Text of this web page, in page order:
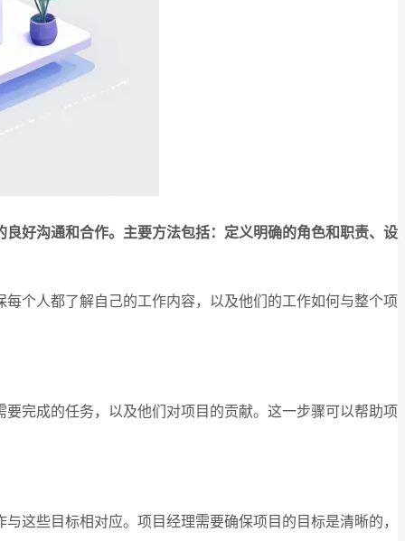
好沟通和合作。主要方法包括：定义明确的角色和职责、设
个人都了解自己的工作内容，以及他们的工作如何与整个项
完成的任务，以及他们对项目的贡献。这一步骤可以帮助项
这些目标相对应。项目经理需要确保项目的目标是清晰的，